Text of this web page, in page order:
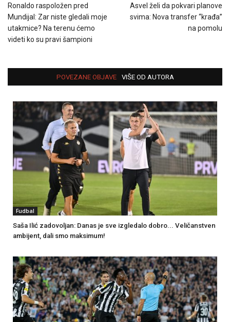
Ronaldo raspoložen pred
Mundijal: Zar niste gledali moje
utakmice? Na terenu ćemo
videti ko su pravi šampioni
Asvel želi da pokvari planove
svima: Nova transfer “krađa”
na pomolu
POVEZANE OBJAVE VIŠE OD AUTORA
Fudbal
Saša Ilić zadovoljan: Danas je sve izgledalo dobro... Veličanstven
ambijent, dali smo maksimum!